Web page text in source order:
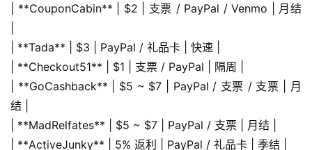
| **CouponCabin** | $2 | 支票 / PayPal / Venmo | 月结
| **Tada** | $3 | PayPal / 礼品卡 | 快速 |
| **Checkout51** | $1 | 支票 / PayPal | 隔周 |
| **GoCashback** | $5 ~ $7 | PayPal / 支票 / 支票 | 月
结 |
| **MadRelfates** | $5 ~ $7 | PayPal / 支票 | 月结 |
| **ActiveJunky** | 5% 返利 | PayPal / 礼品卡 | 季结 |